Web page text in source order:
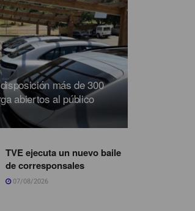
más de 300
abiertos al público
TVE ejecuta un nuevo baile
de corresponsales
07/08/2026